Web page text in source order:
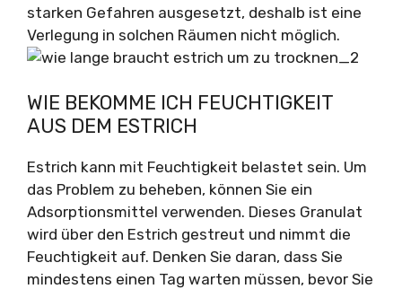
starken Gefahren ausgesetzt, deshalb ist eine
Verlegung in solchen Räumen nicht möglich.
WIE BEKOMME ICH FEUCHTIGKEIT
AUS DEM ESTRICH
Estrich kann mit Feuchtigkeit belastet sein. Um
das Problem zu beheben, können Sie ein
Adsorptionsmittel verwenden. Dieses Granulat
wird über den Estrich gestreut und nimmt die
Feuchtigkeit auf. Denken Sie daran, dass Sie
mindestens einen Tag warten müssen, bevor Sie